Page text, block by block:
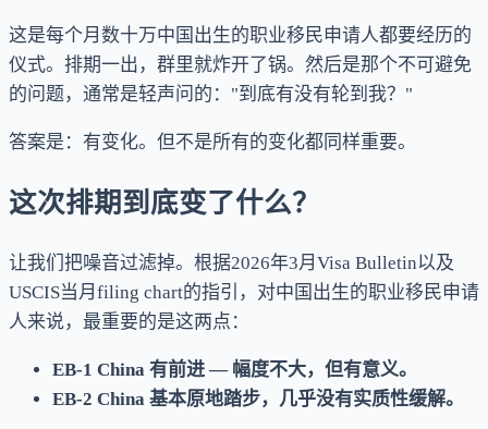
这是每个月数十万中国出生的职业移民申请人都要经历的
仪式。排期一出，群里就炸开了锅。然后是那个不可避免
的问题，通常是轻声问的："到底有没有轮到我？"
答案是：有变化。但不是所有的变化都同样重要。
这次排期到底变了什么？
让我们把噪音过滤掉。根据2026年3月Visa Bulletin以及
USCIS当月filing chart的指引，对中国出生的职业移民申请
人来说，最重要的是这两点：
EB-1 China 有前进 — 幅度不大，但有意义。
EB-2 China 基本原地踏步，几乎没有实质性缓解。